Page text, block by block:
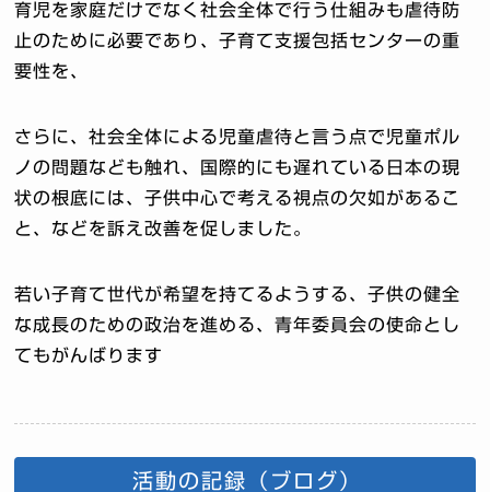
育児を家庭だけでなく社会全体で行う仕組みも虐待防
止のために必要であり、子育て支援包括センターの重
要性を、
さらに、社会全体による児童虐待と言う点で児童ポル
ノの問題なども触れ、国際的にも遅れている日本の現
状の根底には、子供中心で考える視点の欠如があるこ
と、などを訴え改善を促しました。
若い子育て世代が希望を持てるようする、子供の健全
な成長のための政治を進める、青年委員会の使命とし
てもがんばります
活動の記録（ブログ）